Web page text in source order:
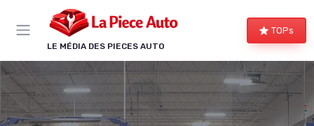
LE MÉDIA DES PIECES AUTO
TOPs
Panneau de gestion des cookies